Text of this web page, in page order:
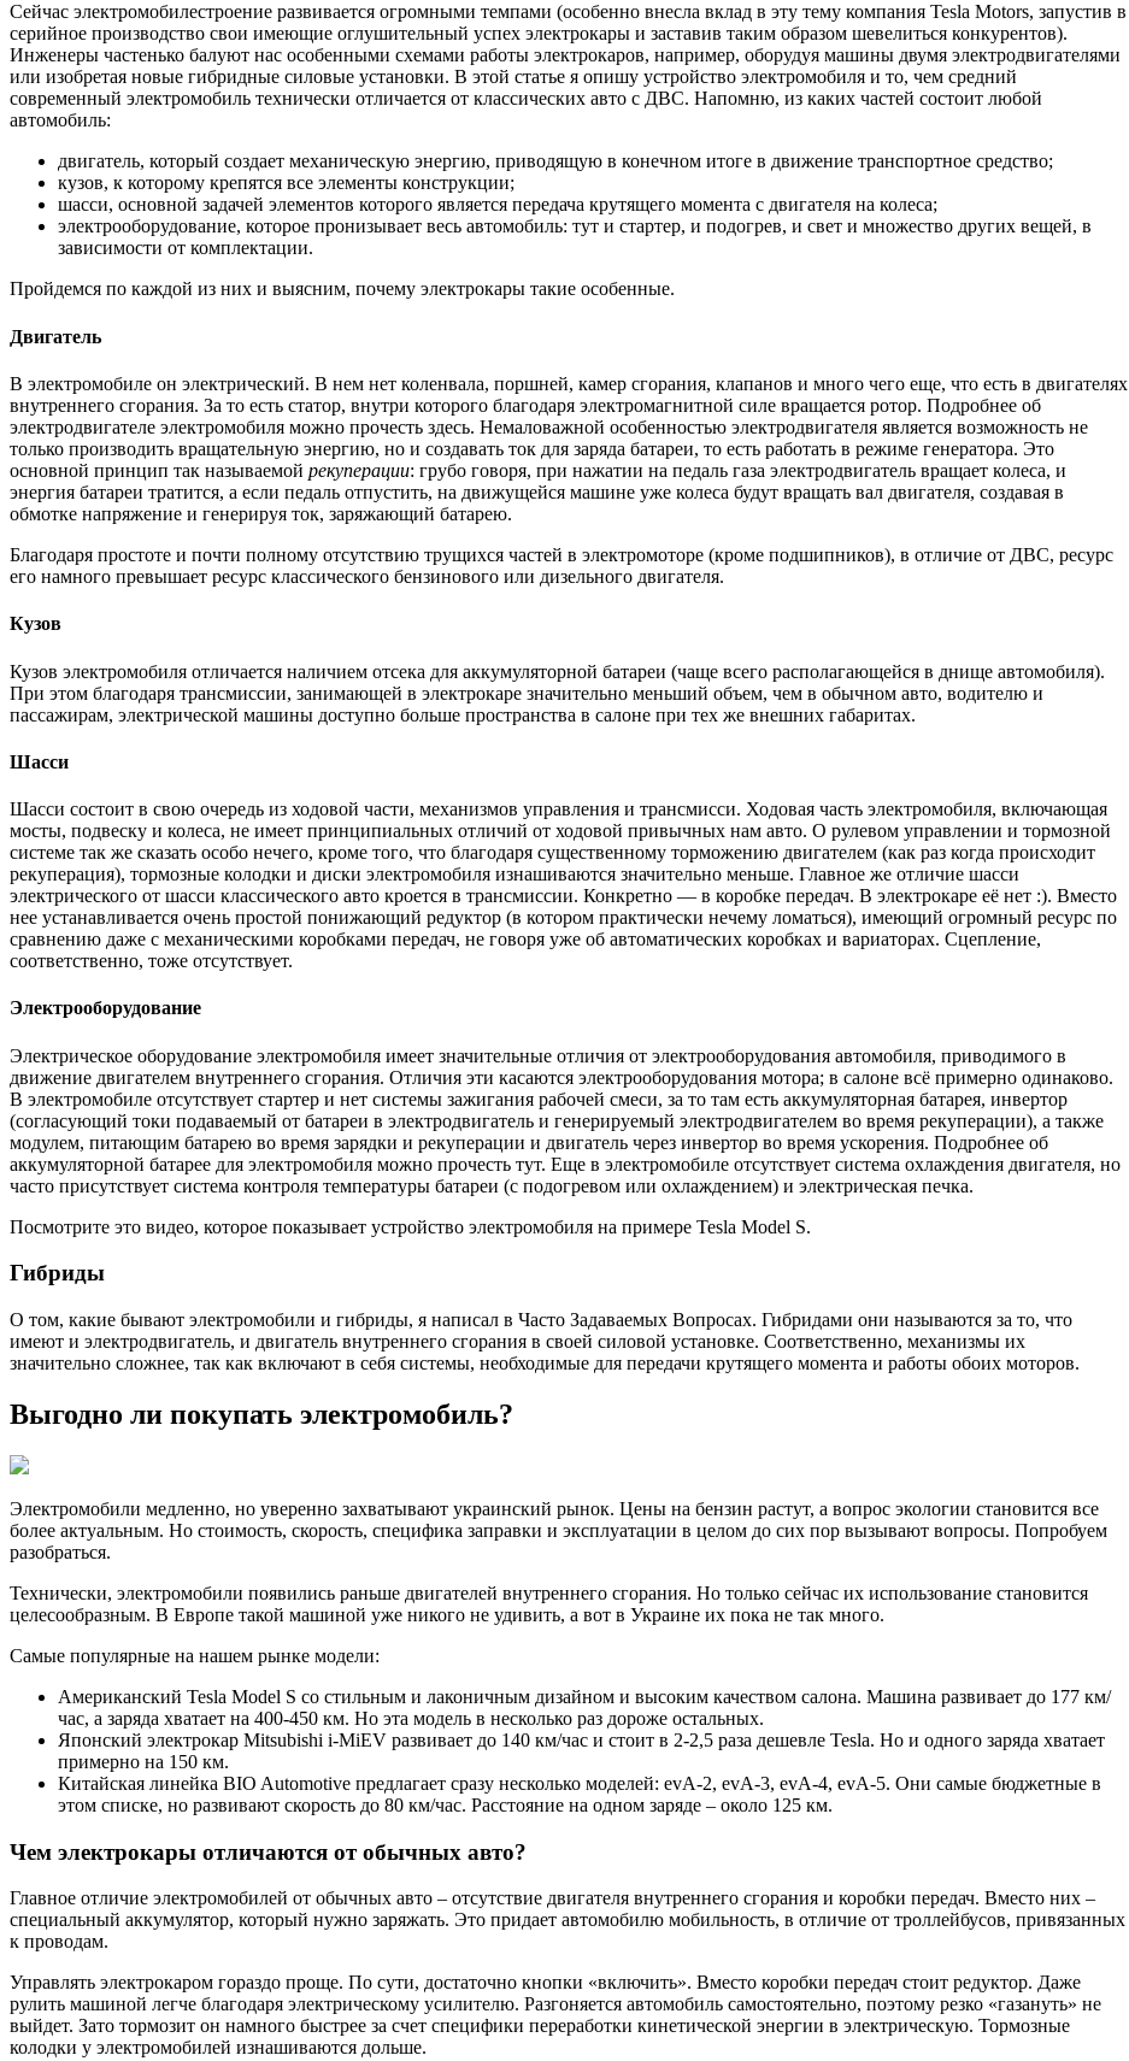
Сейчас электромобилестроение развивается огромными темпами (особенно внесла вклад в эту тему компания Tesla Motors, запустив в
серийное производство свои имеющие оглушительный успех электрокары и заставив таким образом шевелиться конкурентов).
Инженеры частенько балуют нас особенными схемами работы электрокаров, например, оборудуя машины двумя электродвигателями
или изобретая новые гибридные силовые установки. В этой статье я опишу устройство электромобиля и то, чем средний
современный электромобиль технически отличается от классических авто с ДВС. Напомню, из каких частей состоит любой
автомобиль:
двигатель, который создает механическую энергию, приводящую в конечном итоге в движение транспортное средство;
кузов, к которому крепятся все элементы конструкции;
шасси, основной задачей элементов которого является передача крутящего момента с двигателя на колеса;
электрооборудование, которое пронизывает весь автомобиль: тут и стартер, и подогрев, и свет и множество других вещей, в
зависимости от комплектации.
Пройдемся по каждой из них и выясним, почему электрокары такие особенные.
Двигатель
В электромобиле он электрический. В нем нет коленвала, поршней, камер сгорания, клапанов и много чего еще, что есть в двигателях
внутреннего сгорания. За то есть статор, внутри которого благодаря электромагнитной силе вращается ротор. Подробнее об
электродвигателе электромобиля можно прочесть здесь. Немаловажной особенностью электродвигателя является возможность не
только производить вращательную энергию, но и создавать ток для заряда батареи, то есть работать в режиме генератора. Это
основной принцип так называемой рекуперации: грубо говоря, при нажатии на педаль газа электродвигатель вращает колеса, и
энергия батареи тратится, а если педаль отпустить, на движущейся машине уже колеса будут вращать вал двигателя, создавая в
обмотке напряжение и генерируя ток, заряжающий батарею.
Благодаря простоте и почти полному отсутствию трущихся частей в электромоторе (кроме подшипников), в отличие от ДВС, ресурс
его намного превышает ресурс классического бензинового или дизельного двигателя.
Кузов
Кузов электромобиля отличается наличием отсека для аккумуляторной батареи (чаще всего располагающейся в днище автомобиля).
При этом благодаря трансмиссии, занимающей в электрокаре значительно меньший объем, чем в обычном авто, водителю и
пассажирам, электрической машины доступно больше пространства в салоне при тех же внешних габаритах.
Шасси
Шасси состоит в свою очередь из ходовой части, механизмов управления и трансмисси. Ходовая часть электромобиля, включающая
мосты, подвеску и колеса, не имеет принципиальных отличий от ходовой привычных нам авто. О рулевом управлении и тормозной
системе так же сказать особо нечего, кроме того, что благодаря существенному торможению двигателем (как раз когда происходит
рекуперация), тормозные колодки и диски электромобиля изнашиваются значительно меньше. Главное же отличие шасси
электрического от шасси классического авто кроется в трансмиссии. Конкретно — в коробке передач. В электрокаре её нет :). Вместо
нее устанавливается очень простой понижающий редуктор (в котором практически нечему ломаться), имеющий огромный ресурс по
сравнению даже с механическими коробками передач, не говоря уже об автоматических коробках и вариаторах. Сцепление,
соответственно, тоже отсутствует.
Электрооборудование
Электрическое оборудование электромобиля имеет значительные отличия от электрооборудования автомобиля, приводимого в
движение двигателем внутреннего сгорания. Отличия эти касаются электрооборудования мотора; в салоне всё примерно одинаково.
В электромобиле отсутствует стартер и нет системы зажигания рабочей смеси, за то там есть аккумуляторная батарея, инвертор
(согласующий токи подаваемый от батареи в электродвигатель и генерируемый электродвигателем во время рекуперации), а также
модулем, питающим батарею во время зарядки и рекуперации и двигатель через инвертор во время ускорения. Подробнее об
аккумуляторной батарее для электромобиля можно прочесть тут. Еще в электромобиле отсутствует система охлаждения двигателя, но
часто присутствует система контроля температуры батареи (с подогревом или охлаждением) и электрическая печка.
Посмотрите это видео, которое показывает устройство электромобиля на примере Tesla Model S.
Гибриды
О том, какие бывают электромобили и гибриды, я написал в Часто Задаваемых Вопросах. Гибридами они называются за то, что
имеют и электродвигатель, и двигатель внутреннего сгорания в своей силовой установке. Соответственно, механизмы их
значительно сложнее, так как включают в себя системы, необходимые для передачи крутящего момента и работы обоих моторов.
Выгодно ли покупать электромобиль?
Электромобили медленно, но уверенно захватывают украинский рынок. Цены на бензин растут, а вопрос экологии становится все
более актуальным. Но стоимость, скорость, специфика заправки и эксплуатации в целом до сих пор вызывают вопросы. Попробуем
разобраться.
Технически, электромобили появились раньше двигателей внутреннего сгорания. Но только сейчас их использование становится
целесообразным. В Европе такой машиной уже никого не удивить, а вот в Украине их пока не так много.
Самые популярные на нашем рынке модели:
Американский Tesla Model S со стильным и лаконичным дизайном и высоким качеством салона. Машина развивает до 177 км/
час, а заряда хватает на 400-450 км. Но эта модель в несколько раз дороже остальных.
Японский электрокар Mitsubishi i-MiEV развивает до 140 км/час и стоит в 2-2,5 раза дешевле Tesla. Но и одного заряда хватает
примерно на 150 км.
Китайская линейка BIO Automotive предлагает сразу несколько моделей: evA-2, evA-3, evA-4, evA-5. Они самые бюджетные в
этом списке, но развивают скорость до 80 км/час. Расстояние на одном заряде – около 125 км.
Чем электрокары отличаются от обычных авто?
Главное отличие электромобилей от обычных авто – отсутствие двигателя внутреннего сгорания и коробки передач. Вместо них –
специальный аккумулятор, который нужно заряжать. Это придает автомобилю мобильность, в отличие от троллейбусов, привязанных
к проводам.
Управлять электрокаром гораздо проще. По сути, достаточно кнопки «включить». Вместо коробки передач стоит редуктор. Даже
рулить машиной легче благодаря электрическому усилителю. Разгоняется автомобиль самостоятельно, поэтому резко «газануть» не
выйдет. Зато тормозит он намного быстрее за счет специфики переработки кинетической энергии в электрическую. Тормозные
колодки у электромобилей изнашиваются дольше.